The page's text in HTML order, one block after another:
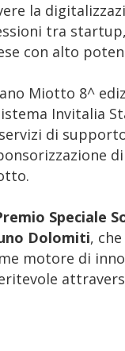
la
tra
con alto
Miotto 8^
Invitalia
di
di
Speciale
Dolomiti,
motore di